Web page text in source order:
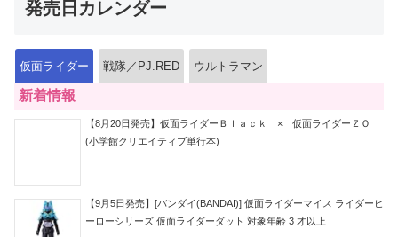
発売日カレンダー
仮面ライダー 戦隊／PJ.RED ウルトラマン
新着情報
【8月20日発売】仮面ライダーＢｌａｃｋ × 仮面ライダーＺＯ
(小学館クリエイティブ単行本)
【9月5日発売】[バンダイ(BANDAI)] 仮面ライダーマイス ライダーヒ
ーローシリーズ 仮面ライダーダット 対象年齢 3 才以上